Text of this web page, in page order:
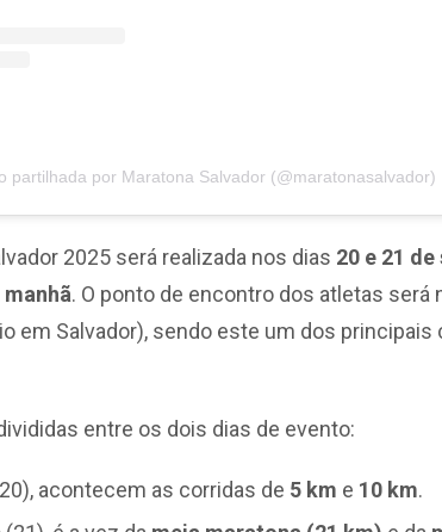
partilhada por Maratona Salvador (@maratonasalvador)
2025 será realizada nos dias 20 e 21
manhã. O ponto de encontro dos atletas será
em Salvador), sendo este um dos
entre os dois dias de evento:
acontecem as corridas de 5 km e 10 km.